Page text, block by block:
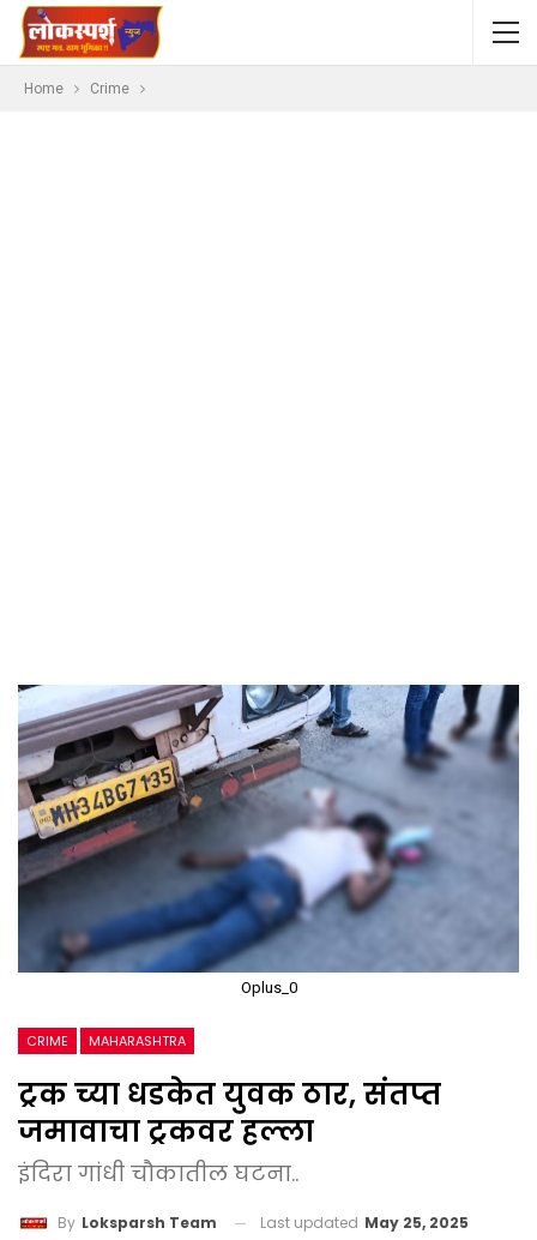
Home Crime
Oplus_0
CRIME MAHARASHTRA
ट्रक च्या धडकेत युवक ठार, संतप्त
जमावाचा ट्रकवर हल्ला
इंदिरा गांधी चौकातील घटना..
By Loksparsh Team Last updated May 25, 2025